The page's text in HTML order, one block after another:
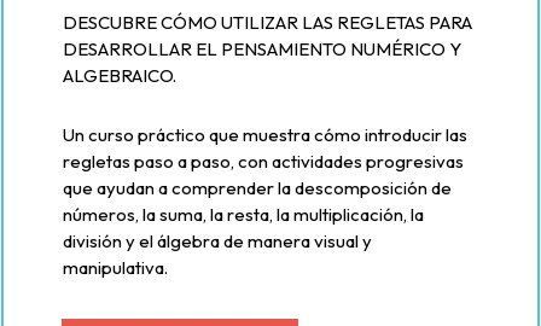
DESCUBRE CÓMO UTILIZAR LAS REGLETAS PARA
DESARROLLAR EL PENSAMIENTO NUMÉRICO Y
ALGEBRAICO.
Un curso práctico que muestra cómo introducir las
regletas paso a paso, con actividades progresivas
que ayudan a comprender la descomposición de
números, la suma, la resta, la multiplicación, la
división y el álgebra de manera visual y
manipulativa.